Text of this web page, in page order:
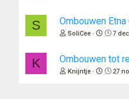
S Ombouwen
SoliCee 7
K Ombouwen tot
Knijntje 27